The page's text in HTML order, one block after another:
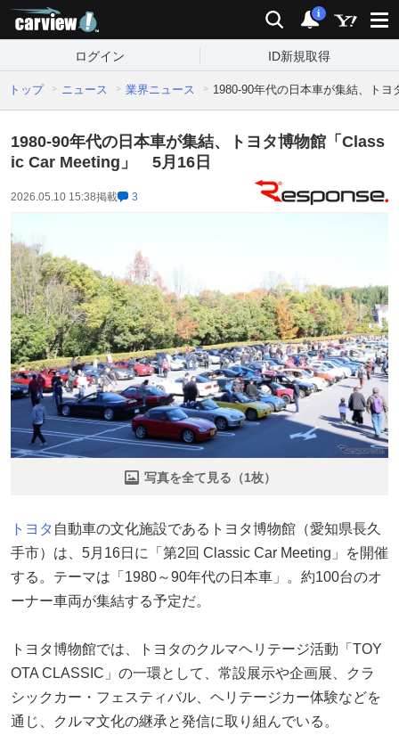
検索 通知
i
ログイン ID新規取得
トップ ニュース 業界ニュース 1980-90年代の日本車が集結、ト
1980-90年代の日本車が集結、トヨタ博物館「Class
ic Car Meeting」 5月16日
2026.05.10 15:38掲載 3
写真を全て見る（1枚）
トヨタ 自動車の文化施設であるトヨタ博物館（愛知県長久
手市）は、5月16日に「第2回 Classic Car Meeting」を開催
する。テーマは「1980～90年代の日本車」。約100台のオ
ーナー車両が集結する予定だ。
トヨタ博物館では、トヨタのクルマヘリテージ活動「TOY
OTA CLASSIC」の一環として、常設展示や企画展、クラ
シックカー・フェスティバル、ヘリテージカー体験などを
通じ、クルマ文化の継承と発信に取り組んでいる。